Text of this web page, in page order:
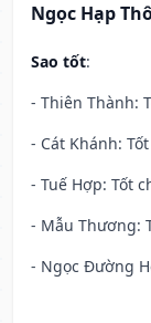
Ngọc Hạp
Sao tốt:
- Thiên Thành:
- Cát Khánh:
- Tuế Hợp: Tốt
- Mẫu Thương:
- Ngọc Đường